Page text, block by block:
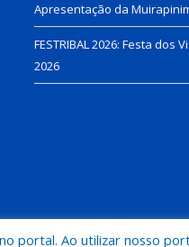
Apresentação da
FESTRIBAL 2026: Festa dos
2026
portal. Ao utilizar nosso